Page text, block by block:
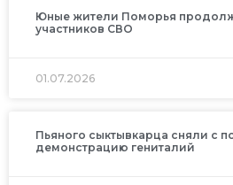
Юные жители Поморья
участников СВО
01.07.2026
Пьяного сыктывкарца сняли с
демонстрацию гениталий